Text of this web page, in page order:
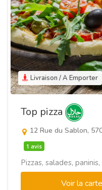
Livraison / A Emporter
Top pizza
12 Rue du Sablon,
1 avis
Pizzas, salades,
Voir la